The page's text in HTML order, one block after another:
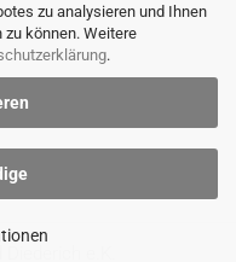
zu analysieren und Ihnen
können. Weitere
.